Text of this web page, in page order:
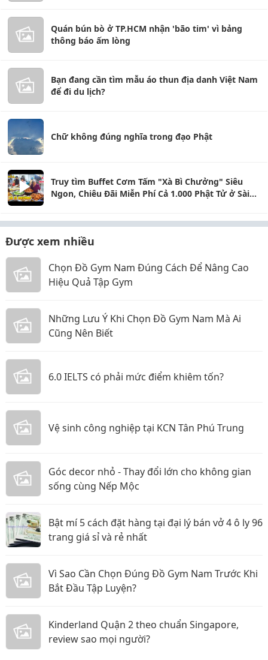
Quán bún bò ở TP.HCM nhận 'bão tim' vì bảng
thông báo ấm lòng
Bạn đang cần tìm mẫu áo thun địa danh Việt Nam
để đi du lịch?
Chữ không đúng nghĩa trong đạo Phật
Truy tìm Buffet Cơm Tấm "Xà Bì Chưởng" Siêu
Ngon, Chiêu Đãi Miễn Phí Cả 1.000 Phật Tử ở Sài
Được xem nhiều
Chọn Đồ Gym Nam Đúng Cách Để Nâng Cao
Hiệu Quả Tập Gym
Những Lưu Ý Khi Chọn Đồ Gym Nam Mà Ai
Cũng Nên Biết
6.0 IELTS có phải mức điểm khiêm tốn?
Vệ sinh công nghiệp tại KCN Tân Phú Trung
Góc decor nhỏ - Thay đổi lớn cho không gian
sống cùng Nếp Mộc
Bật mí 5 cách đặt hàng tại đại lý bán vở 4 ô ly 96
trang giá sỉ và rẻ nhất
Vì Sao Cần Chọn Đúng Đồ Gym Nam Trước Khi
Bắt Đầu Tập Luyện?
Kinderland Quận 2 theo chuẩn Singapore,
review sao mọi người?